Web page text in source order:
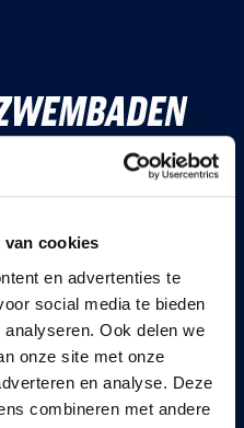
van cookies
en advertenties te
social media te bieden
Ook delen we
onze site met onze
en analyse. Deze
combineren met andere